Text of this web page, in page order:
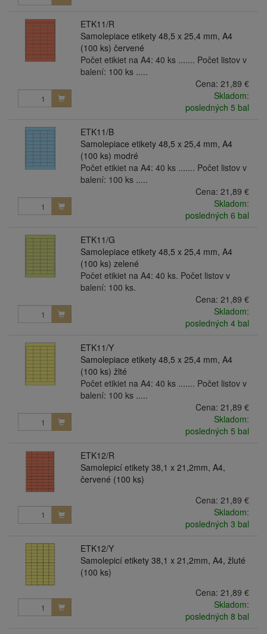
ETK11/R
Samolepiace etikety 48,5 x 25,4 mm, A4
(100 ks) červené
Počet etikiet na A4: 40 ks ....... Počet listov v
balení: 100 ks .....
Cena: 21,89 €
Skladom:
posledných 5 bal
ETK11/B
Samolepiace etikety 48,5 x 25,4 mm, A4
(100 ks) modré
Počet etikiet na A4: 40 ks ....... Počet listov v
balení: 100 ks .....
Cena: 21,89 €
Skladom:
posledných 6 bal
ETK11/G
Samolepiace etikety 48,5 x 25,4 mm, A4
(100 ks) zelené
Počet etikiet na A4: 40 ks. Počet listov v
balení: 100 ks.
Cena: 21,89 €
Skladom:
posledných 4 bal
ETK11/Y
Samolepiace etikety 48,5 x 25,4 mm, A4
(100 ks) žlté
Počet etikiet na A4: 40 ks ....... Počet listov v
balení: 100 ks .....
Cena: 21,89 €
Skladom:
posledných 5 bal
ETK12/R
Samolepicí etikety 38,1 x 21,2mm, A4,
červené (100 ks)
Cena: 21,89 €
Skladom:
posledných 3 bal
ETK12/Y
Samolepicí etikety 38,1 x 21,2mm, A4, žluté
(100 ks)
Cena: 21,89 €
Skladom:
posledných 8 bal